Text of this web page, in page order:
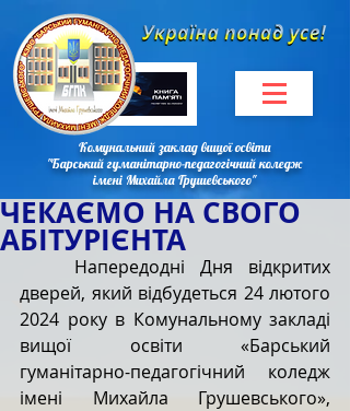
Комунальний заклад вищої освіти
"Барський гуманітарно-педагогічний коледж
імені Михайла Грушевського"
ЧЕКАЄМО НА СВОГО
АБІТУРІЄНТА
Напередодні Дня відкритих
дверей, який відбудеться 24 лютого
2024 року в Комунальному закладі
вищої освіти «Барський
гуманітарно-педагогічний коледж
імені Михайла Грушевського»,